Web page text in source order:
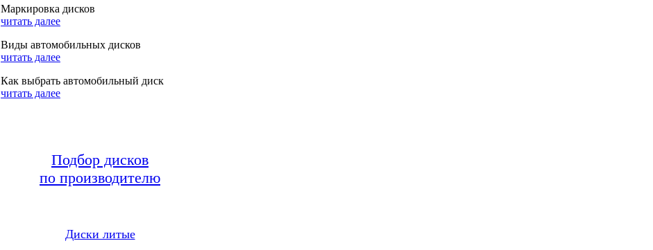
Маркировка дисков
читать далее
Виды автомобильных дисков
читать далее
Как выбрать автомобильный диск
читать далее
Подбор дисков
по производителю
Диски литые